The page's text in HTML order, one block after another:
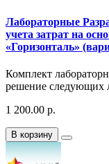
Лабораторные
учета затрат на
«Горизонталь»
Комплект
решение следующих
1 200.00 р.
В корзину